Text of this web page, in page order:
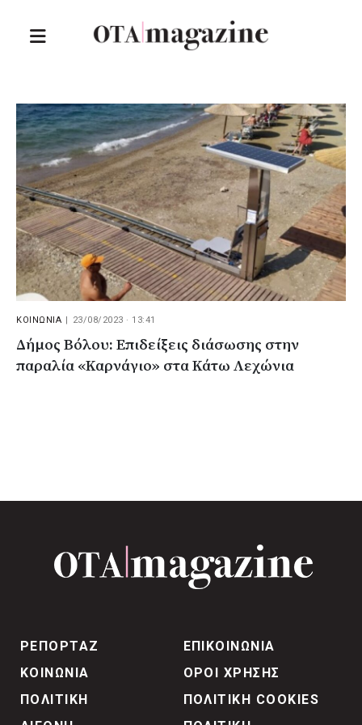
ΚΟΙΝΩΝΙΑ 23/08/2023 · 13:41
Δήμος Βόλου: Επιδείξεις διάσωσης στην
παραλία «Καρνάγιο» στα Κάτω Λεχώνια
ΡΕΠΟΡΤΑΖ
ΚΟΙΝΩΝΙΑ
ΠΟΛΙΤΙΚΗ
ΕΠΙΚΟΙΝΩΝΙΑ
ΟΡΟΙ ΧΡΗΣΗΣ
ΠΟΛΙΤΙΚΗ COOKIES